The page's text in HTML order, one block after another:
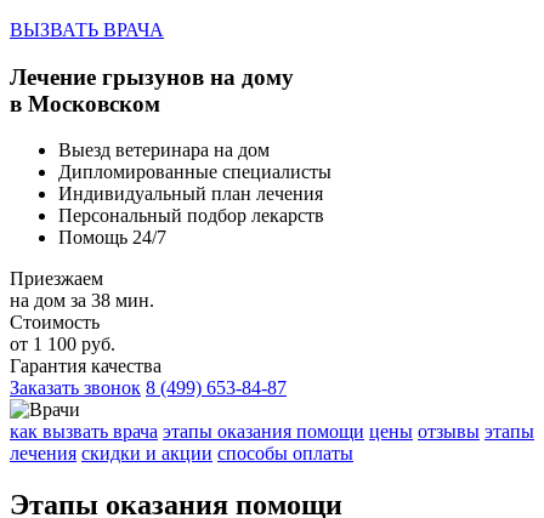
ВЫЗВАТЬ ВРАЧА
Лечение грызунов на дому
в Московском
Выезд ветеринара на дом
Дипломированные специалисты
Индивидуальный план лечения
Персональный подбор лекарств
Помощь 24/7
Приезжаем
на дом за 38 мин.
Стоимость
от 1 100 руб.
Гарантия качества
Заказать звонок 8 (499) 653-84-87
как вызвать врача этапы оказания помощи цены отзывы этапы
лечения скидки и акции способы оплаты
Этапы оказания помощи